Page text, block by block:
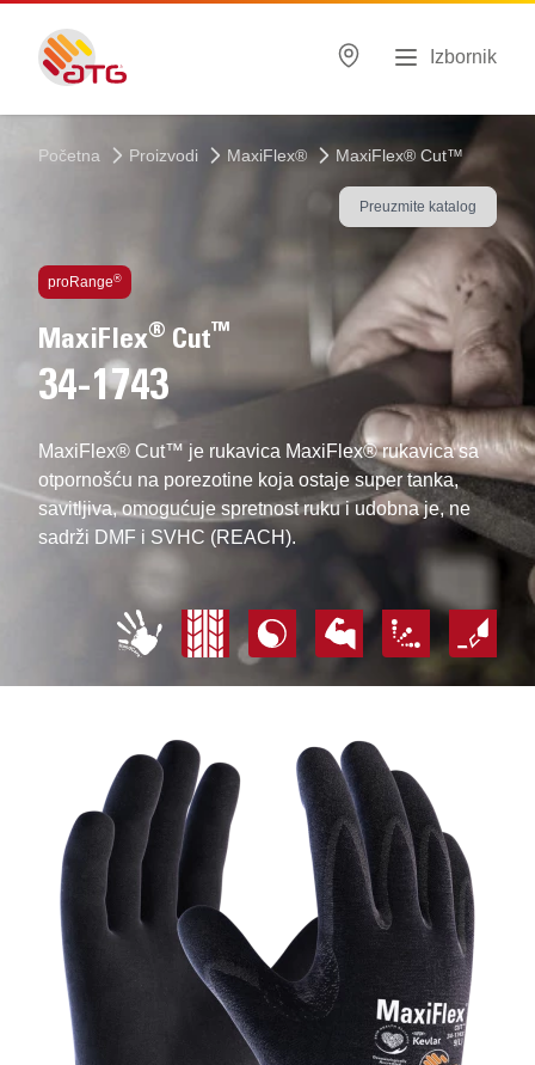
Izbornik
Početna Proizvodi MaxiFlex® MaxiFlex® Cut™
Preuzmite katalog
proRange®
MaxiFlex® Cut™
34-1743
MaxiFlex® Cut™ je rukavica MaxiFlex® rukavica sa
otpornošću na porezotine koja ostaje super tanka,
savitljiva, omogućuje spretnost ruku i udobna je, ne
sadrži DMF i SVHC (REACH).
Tehnologije unutar proizvoda